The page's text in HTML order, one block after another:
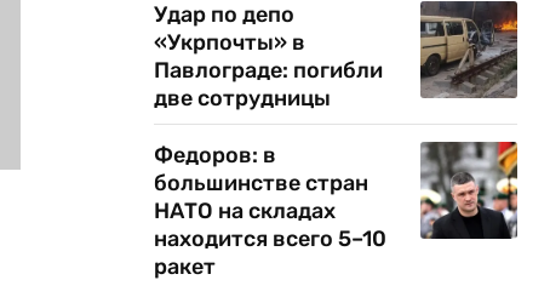
Удар по депо
«Укрпочты» в
Павлограде: погибли
две сотрудницы
Федоров: в
большинстве стран
НАТО на складах
находится всего 5–10
ракет